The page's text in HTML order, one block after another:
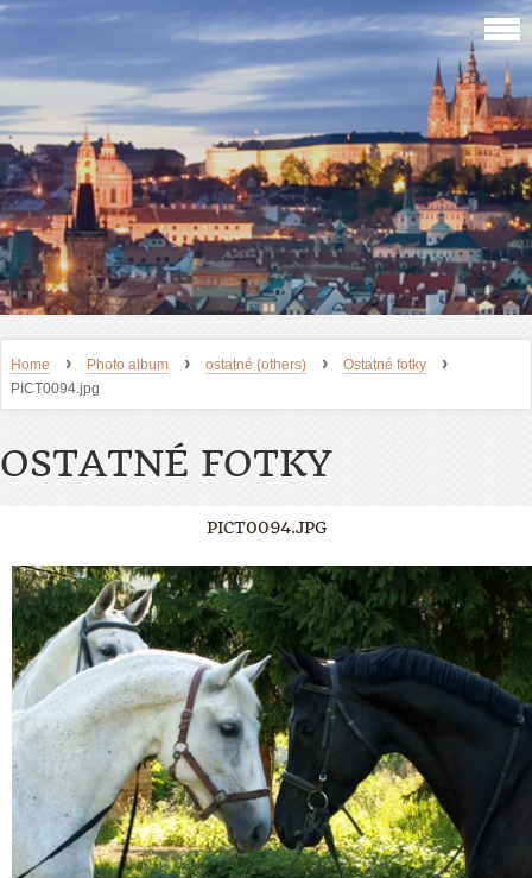
Home › Photo album › ostatné (others) › Ostatné fotky ›
PICT0094.jpg
OSTATNÉ FOTKY
PICT0094.JPG